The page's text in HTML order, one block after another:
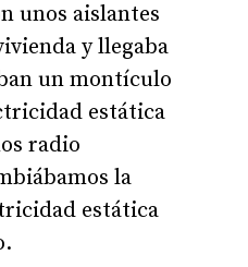
unos aislantes
y llegaba
un montículo
estática
radio
la
estática